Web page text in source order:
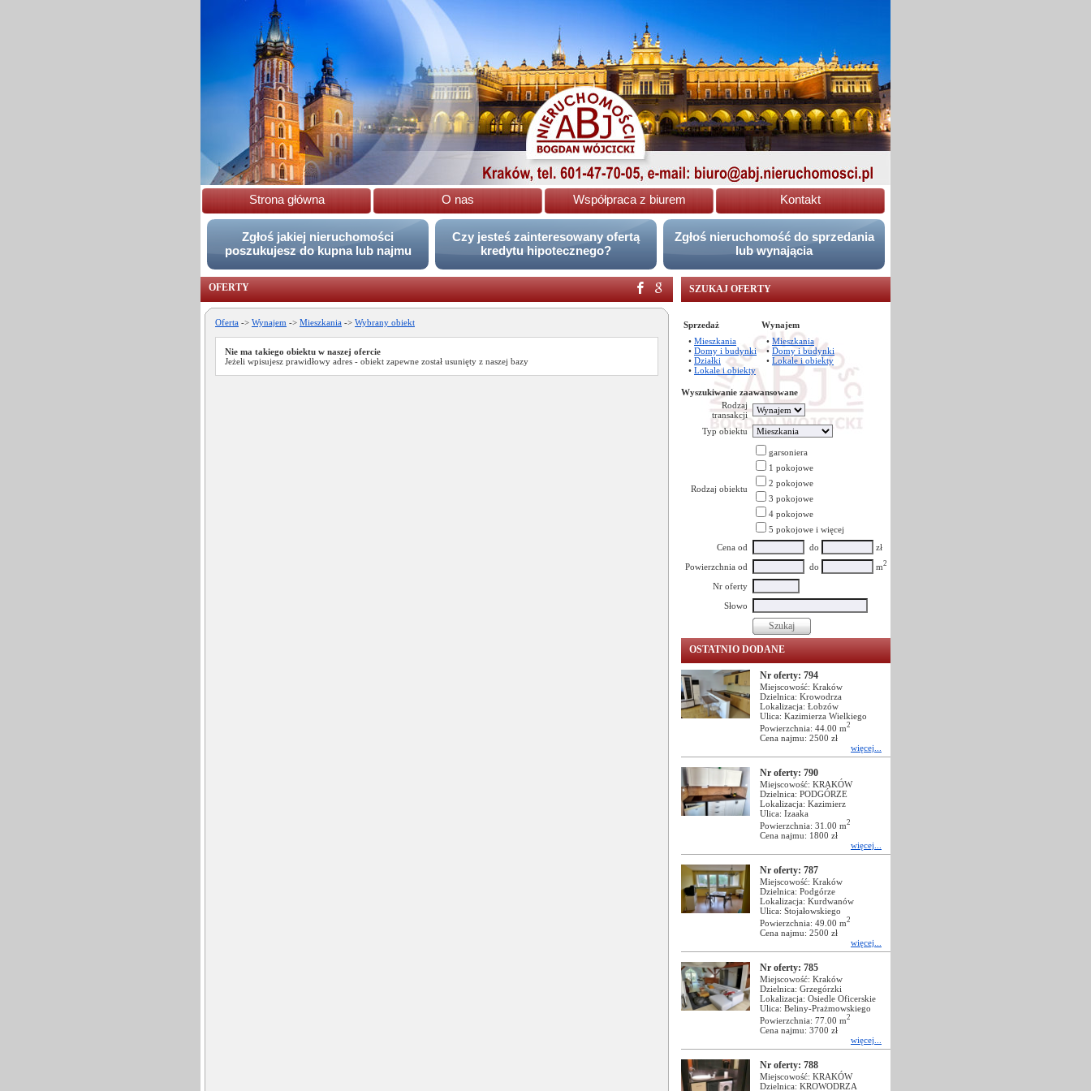
Strona główna O nas Współpraca z biurem Kontakt
Zgłoś jakiej nieruchomości
poszukujesz do kupna lub najmu
Czy jesteś zainteresowany ofertą
kredytu hipotecznego?
Zgłoś nieruchomość do sprzedania
lub wynającia
OFERTY SZUKAJ OFERTY
Oferta -> Wynajem -> Mieszkania -> Wybrany obiekt
Nie ma takiego obiektu w naszej ofercie
Jeżeli wpisujesz prawidłowy adres - obiekt zapewne został usunięty z naszej bazy
Sprzedaż
• Mieszkania
• Domy i budynki
• Działki
• Lokale i obiekty
Wynajem
• Mieszkania
• Domy i budynki
• Lokale i obiekty
Wyszukiwanie zaawansowane
Rodzaj
transakcji
Typ obiektu
Rodzaj obiektu
garsoniera
1 pokojowe
2 pokojowe
3 pokojowe
4 pokojowe
5 pokojowe i więcej
Cena od
do
zł
Powierzchnia od
do m2
Nr oferty
Słowo
OSTATNIO DODANE
Nr oferty: 794
Miejscowość: Kraków
Dzielnica: Krowodrza
Lokalizacja: Łobzów
Ulica: Kazimierza Wielkiego
Powierzchnia: 44.00 m2
Cena najmu: 2500 zł
więcej...
Nr oferty: 790
Miejscowość: KRAKÓW
Dzielnica: PODGÓRZE
Lokalizacja: Kazimierz
Ulica: Izaaka
Powierzchnia: 31.00 m2
Cena najmu: 1800 zł
więcej...
Nr oferty: 787
Miejscowość: Kraków
Dzielnica: Podgórze
Lokalizacja: Kurdwanów
Ulica: Stojałowskiego
Powierzchnia: 49.00 m2
Cena najmu: 2500 zł
więcej...
Nr oferty: 785
Miejscowość: Kraków
Dzielnica: Grzegórzki
Lokalizacja: Osiedle Oficerskie
Ulica: Beliny-Prażmowskiego
Powierzchnia: 77.00 m2
Cena najmu: 3700 zł
więcej...
Nr oferty: 788
Miejscowość: KRAKÓW
Dzielnica: KROWODRZA